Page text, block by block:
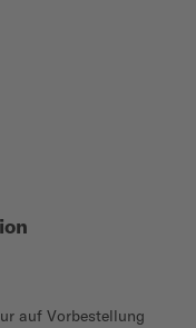
auf Vorbestellung